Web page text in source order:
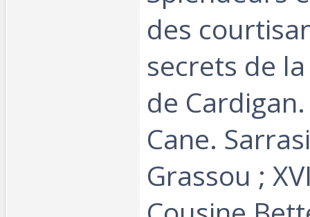
des
secrets de
de
Cane.
Grassou ;